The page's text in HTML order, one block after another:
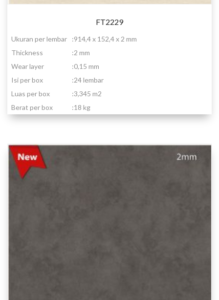
FT2229
Ukuran per lembar :914,4 x 152,4 x 2 mm
Thickness
:2 mm
Wear layer
:0,15 mm
Isi per box
:24 lembar
Luas per box
:3,345 m2
Berat per box
:18 kg